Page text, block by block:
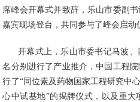
席峰会开幕式并致辞，乐山市委副
嘉宾现场登台，共同参与了峰会启动
开幕式上，乐山市委书记马波
名分别进行了产业推介，中国工程
行了“同位素及药物国家工程研究中
心中试基地”的揭牌仪式，以及重